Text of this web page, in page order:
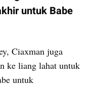
untuk Babe
Ciaxman juga
ke liang lahat untuk
untuk